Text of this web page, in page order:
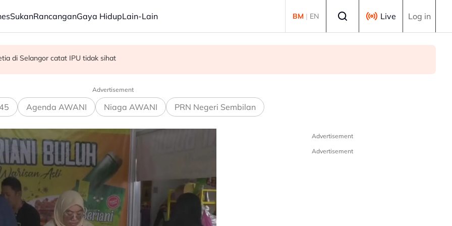
SukanRancanganGaya HidupLain-Lain BM | EN Live Log in
KDM hadapi PRU16 - Shafie
di Selangor catat IPU tidak sihat
tumbang - MBPP
Advertisement
Agenda AWANI Niaga AWANI PRN Negeri Sembilan
Advertisement
Advertisement